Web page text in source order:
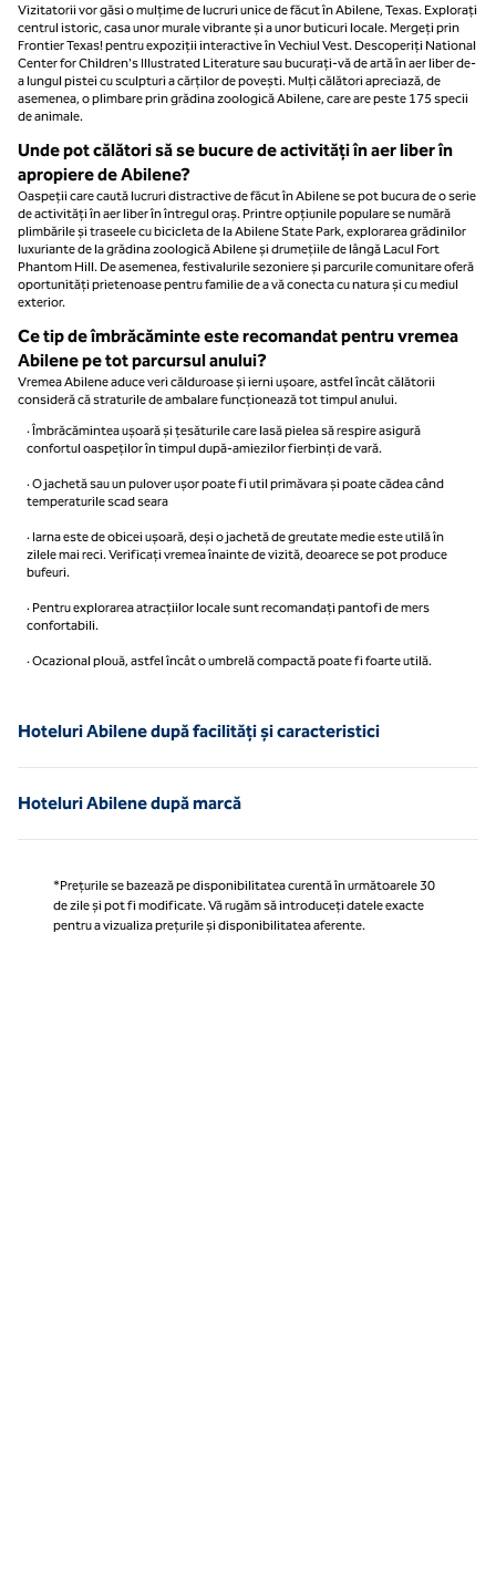
Vizitatorii vor găsi o mulțime de lucruri unice de făcut în Abilene, Texas. Explorați
centrul istoric, casa unor murale vibrante și a unor buticuri locale. Mergeți prin
Frontier Texas! pentru expoziții interactive în Vechiul Vest. Descoperiți National
Center for Children's Illustrated Literature sau bucurați-vă de artă în aer liber de-
a lungul pistei cu sculpturi a cărților de povești. Mulți călători apreciază, de
asemenea, o plimbare prin grădina zoologică Abilene, care are peste 175 specii
de animale.
Unde pot călători să se bucure de activități în aer liber în
apropiere de Abilene?
Oaspeții care caută lucruri distractive de făcut în Abilene se pot bucura de o serie
de activități în aer liber în întregul oraș. Printre opțiunile populare se numără
plimbările și traseele cu bicicleta de la Abilene State Park, explorarea grădinilor
luxuriante de la grădina zoologică Abilene și drumețiile de lângă Lacul Fort
Phantom Hill. De asemenea, festivalurile sezoniere și parcurile comunitare oferă
oportunități prietenoase pentru familie de a vă conecta cu natura și cu mediul
exterior.
Ce tip de îmbrăcăminte este recomandat pentru vremea
Abilene pe tot parcursul anului?
Vremea Abilene aduce veri călduroase și ierni ușoare, astfel încât călătorii
consideră că straturile de ambalare funcționează tot timpul anului.
· Îmbrăcămintea ușoară și țesăturile care lasă pielea să respire asigură
confortul oaspeților în timpul după-amiezilor fierbinți de vară.
· O jachetă sau un pulover ușor poate fi util primăvara și poate cădea când
temperaturile scad seara
· Iarna este de obicei ușoară, deși o jachetă de greutate medie este utilă în
zilele mai reci. Verificați vremea înainte de vizită, deoarece se pot produce
bufeuri.
· Pentru explorarea atracțiilor locale sunt recomandați pantofi de mers
confortabili.
· Ocazional plouă, astfel încât o umbrelă compactă poate fi foarte utilă.
Hoteluri Abilene după facilități și caracteristici
Hoteluri Abilene după marcă
*Prețurile se bazează pe disponibilitatea curentă în următoarele 30
de zile și pot fi modificate. Vă rugăm să introduceți datele exacte
pentru a vizualiza prețurile și disponibilitatea aferente.